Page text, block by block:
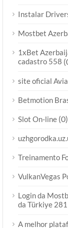
Instalar
Mostbet
1xBet
cadastro 558
site oficial
Betmotion
Slot On-line (0)
Treinamento
VulkanVegas
Login da
da Türkiye 281
A melhor